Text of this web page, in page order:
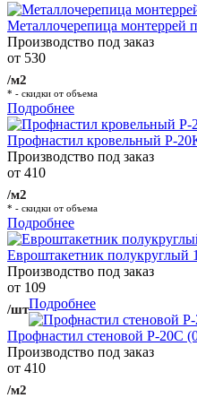
Металлочерепица монтеррей
Производство под заказ
от 530
/м2
* - скидки от объема
Подробнее
Профнастил кровельный Р-
Производство под заказ
от 410
/м2
* - скидки от объема
Подробнее
Евроштакетник полукруглый
Производство под заказ
от 109
/штПодробнее
Профнастил стеновой Р-20С
Производство под заказ
от 410
/м2